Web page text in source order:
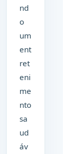
nd
o
um
ent
ret
eni
me
nto
sa
ud
áv